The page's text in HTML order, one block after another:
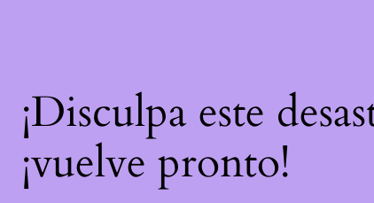
¡Disculpa este
¡vuelve pronto!